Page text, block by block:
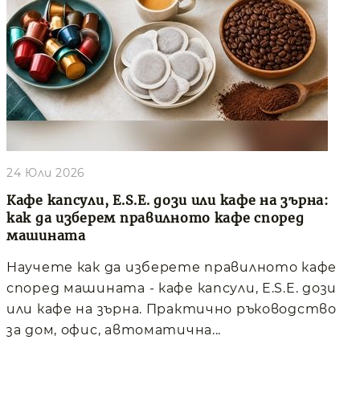
Кафе капсули, E.S.E. дози или кафе на зърна:
как да изберем правилното кафе според
машината
24 Юли 2026
Научете как да изберете правилното кафе
според машината - кафе капсули, E.S.E. дози
или кафе на зърна. Практично ръководство
за дом, офис, автоматична...